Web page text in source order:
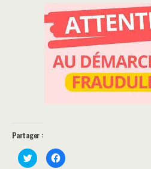
Partager :
C
l
C
l